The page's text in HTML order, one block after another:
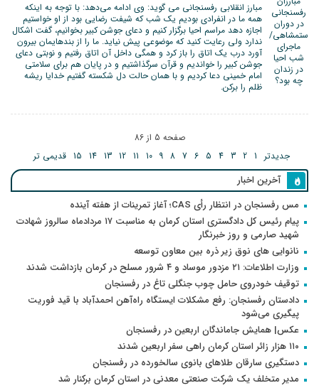
مبارز انقلابی رفسنجانی می گوید: وی ادامه می‌دهد: با توجه به اینکه
همه ما در انفرادی بودیم یک شب که شیفت رضایی بود از او خواستیم
اجازه دهد مراسم احیا برگزار کنیم و دعای جوشن کبیر بخوانیم، گفت اشکال
ندارد ولی رعایت کنید که موضوعی پیش نیاید. ما را از بندهایمان بیرون
آورد درب یک اتاق را باز کرد و همگی داخل آن اتاق رفتیم و نوبتی دعای
جوشن کبیر را خواندیم و قرآن سرگذاشتیم و در پایان هم برای سلامتی
امام خمینی دعا کردیم و با همان حالت دل شکسته گفتیم خدایا ریشه
ظلم را برکن.
صفحه 5 از 86
جدیدتر 1
2
3
4
5
6
7
8
9
10
11
12
13
14
15 قدیمی تر
آخرین اخبار
مس رفسنجان در انتظار رأی CAS؛ آغاز تمرینات از هفته آینده
پیام رئیس کل دادگستری استان کرمان به مناسبت ۱۷ مردادماه سالروز شهادت
شهید صارمی و روز خبرنگار
نانوایی های نوق زیر ذره بین معاون توسعه
وزارت اطلاعات: ۲۱ مزدور موساد و ۴ شرور مسلح در کرمان بازداشت شدند
توقیف خودروی حامل چوب جنگلی تاغ در رفسنجان
دادستان رفسنجان: رفع مشکلات ایستگاه راه‌آهن احمدآباد با قید فوریت
پیگیری می‌شود
عکس| همایش جاماندگان اربعین در رفسنجان
۱۱۰ هزار زائر استان کرمان راهی سفر اربعین شدند
دستگیری سارقان طلاهای بانوی سالخورده در رفسنجان
مدیر متخلف یک شرکت صنعتی معدنی در استان کرمان برکنار شد